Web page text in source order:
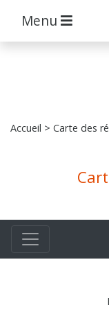
Menu
Accueil > Carte des